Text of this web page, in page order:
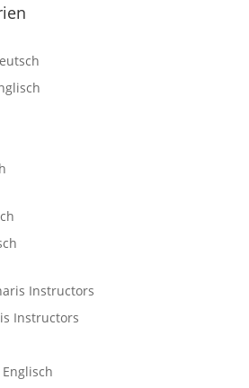
Instructors
Instructors